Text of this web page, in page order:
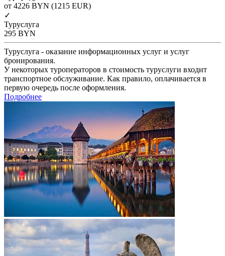
от 4226 BYN (1215 EUR)
✓
Туруслуга
295 BYN
Туруслуга - оказание информационных услуг и услуг
бронирования.
У некоторых туроператоров в стоимость туруслуги входит
транспортное обслуживание. Как правило, оплачивается в
первую очередь после оформления.
Подробнее